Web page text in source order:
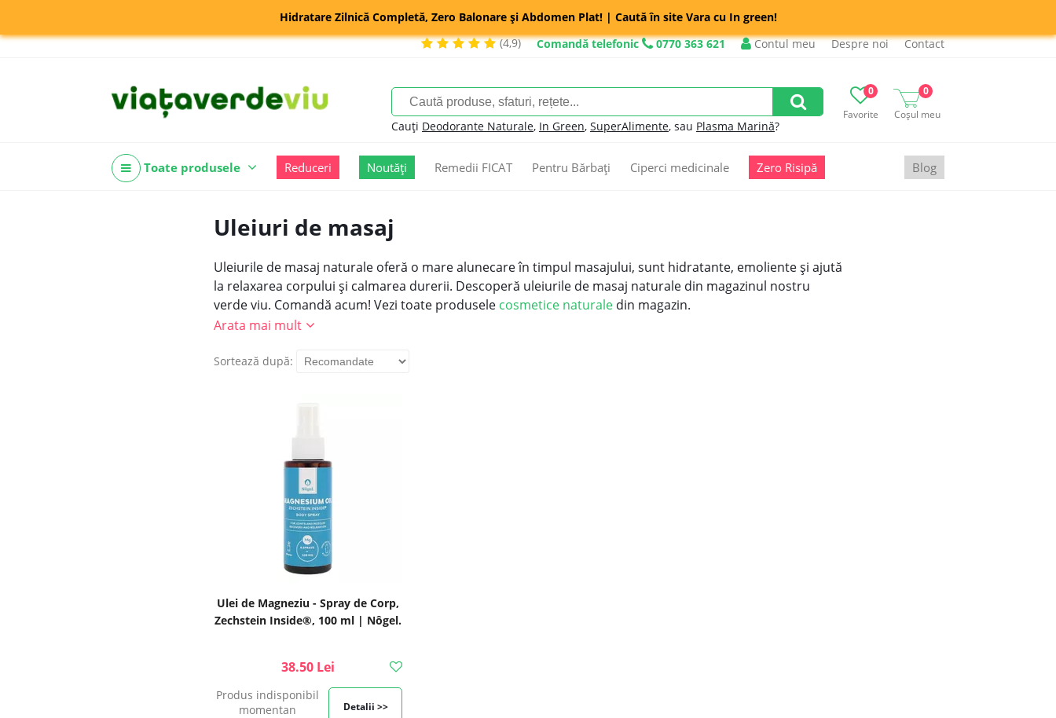
Hidratare Zilnică Completă, Zero Balonare și Abdomen Plat! | Caută în site Vara cu In green!
(4,9)
Comandă telefonic 0770 363 621 Contul meu Despre noi Contact
Favorite
0
Coșul meu
0
Cauți Deodorante Naturale, In Green, SuperAlimente, sau Plasma Marină?
Toate produsele Reduceri Noutăți Remedii FICAT Pentru Bărbați Ciperci medicinale Zero Risipă Blog
Uleiuri de masaj
Uleiurile de masaj naturale oferă o mare alunecare în timpul masajului, sunt hidratante, emoliente și ajută
la relaxarea corpului și calmarea durerii. Descoperă uleiurile de masaj naturale din magazinul nostru
verde viu. Comandă acum! Vezi toate produsele cosmetice naturale din magazin.
Arata mai mult
Sortează după:
Ulei de Magneziu - Spray de Corp,
Zechstein Inside®, 100 ml | Nôgel.
38.50 Lei
Produs indisponibil
momentan
Detalii >>